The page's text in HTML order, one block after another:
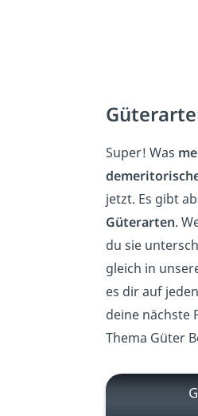
Super! Was
jetzt. Es gibt
Güterarten.
du sie
gleich in
es dir auf
deine nächste
Thema Güter